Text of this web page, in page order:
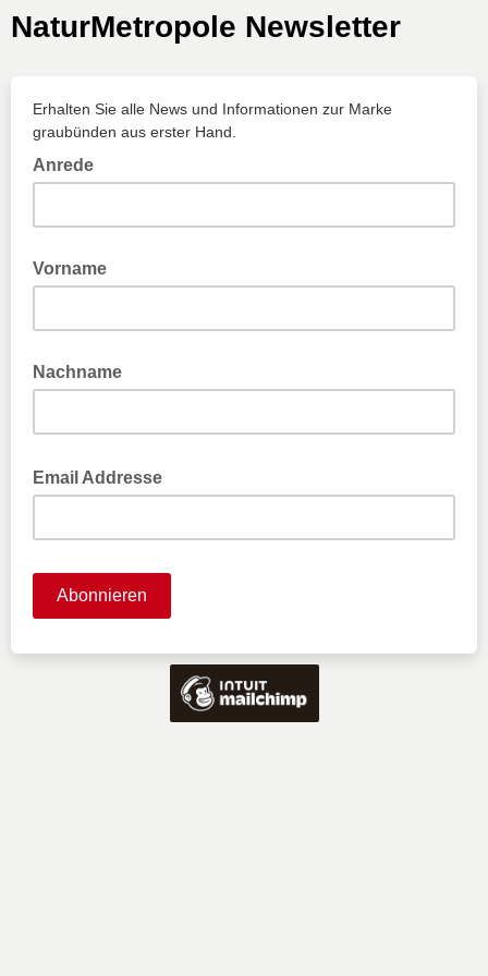
NaturMetropole Newsletter
Erhalten Sie alle News und Informationen zur Marke
graubünden aus erster Hand.
Anrede
Vorname
Nachname
Email Addresse